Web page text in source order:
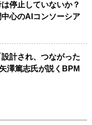
停止していないか？
心のAIコンソーシア
計され、つながった
澤篤志氏が説くBPM